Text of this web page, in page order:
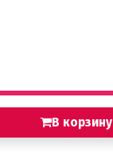
В корзину